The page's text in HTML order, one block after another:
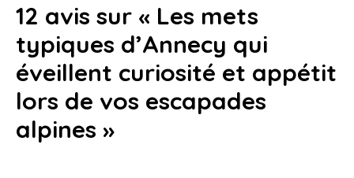
5 avril 2026
12 avis sur « Les mets
typiques d’Annecy qui
éveillent curiosité et appétit
lors de vos escapades
alpines »